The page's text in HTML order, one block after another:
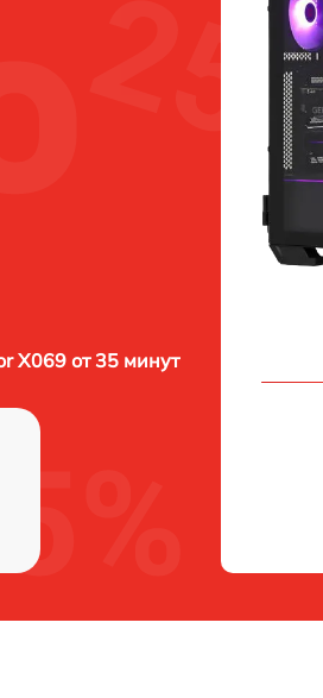
X069 от 35 минут